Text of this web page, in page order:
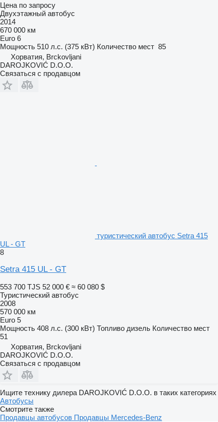
Цена по запросу
Двухэтажный автобус
2014
670 000 км
Euro 6
Мощность 510 л.с. (375 кВт) Количество мест 85
Хорватия, Brckovljani
DAROJKOVIĆ D.O.O.
Связаться с продавцом
туристический автобус Setra 415
UL - GT
8
Setra 415 UL - GT
553 700 TJS 52 000 € ≈ 60 080 $
Туристический автобус
2008
570 000 км
Euro 5
Мощность 408 л.с. (300 кВт) Топливо дизель Количество мест
51
Хорватия, Brckovljani
DAROJKOVIĆ D.O.O.
Связаться с продавцом
Ищите технику дилера DAROJKOVIĆ D.O.O. в таких категориях
Автобусы
Смотрите также
Продавцы автобусов Продавцы Mercedes-Benz